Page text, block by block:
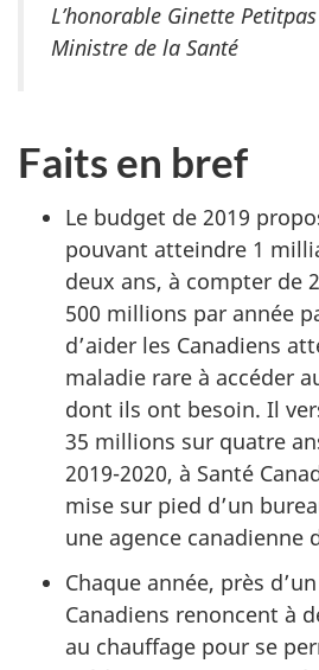
L’honorable Ginette
Ministre de la Santé
Faits en bref
Le budget de 2019
pouvant atteindre 1
deux ans, à compter de
500 millions par année
d’aider les Canadiens
maladie rare à accéder
dont ils ont besoin. Il
35 millions sur quatre
2019-2020, à Santé
mise sur pied d’un
une agence canadienne
Chaque année, près
Canadiens renoncent à
au chauffage pour se